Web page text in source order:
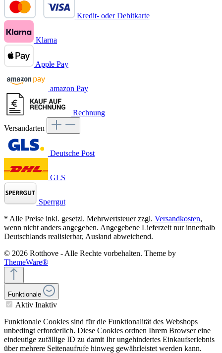
Kredit- oder Debitkarte
Klarna
Apple Pay
amazon Pay
Rechnung
Versandarten
Deutsche Post
GLS
Sperrgut
* Alle Preise inkl. gesetzl. Mehrwertsteuer zzgl. Versandkosten,
wenn nicht anders angegeben. Angegebene Lieferzeit nur innerhalb
Deutschlands realisierbar, Ausland abweichend.
© 2026 Rotthove - Alle Rechte vorbehalten. Theme by
ThemeWare®
Funktionale
Aktiv Inaktiv
Funktionale Cookies sind für die Funktionalität des Webshops
unbedingt erforderlich. Diese Cookies ordnen Ihrem Browser eine
eindeutige zufällige ID zu damit Ihr ungehindertes Einkaufserlebnis
über mehrere Seitenaufrufe hinweg gewährleistet werden kann.